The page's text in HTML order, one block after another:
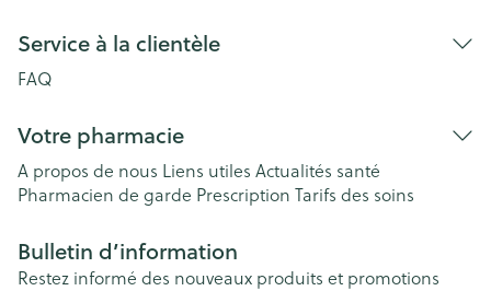
Service à la clientèle
FAQ
Votre pharmacie
A propos de nous Liens utiles Actualités santé
Pharmacien de garde Prescription Tarifs des soins
Bulletin d’information
Restez informé des nouveaux produits et promotions